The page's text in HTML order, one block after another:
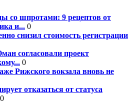
со шпротами: 9 рецептов от
и... 0
снизил стоимость регистрации
согласовали проект
0
Рижского вокзала вновь не
отказаться от статуса
0